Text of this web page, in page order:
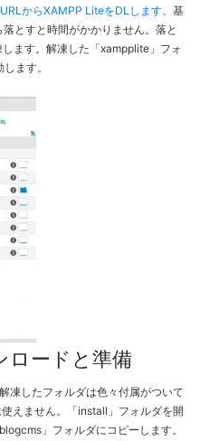
からXAMPP LiteをDLします。 基
とすと時間がかかりません。落と
ます。解凍した「xampplite」フォ
ます。
ロードと準備
解凍したフォルダは色々付属がついて
えません。「install」フォルダを開
」フォルダにコピーします。